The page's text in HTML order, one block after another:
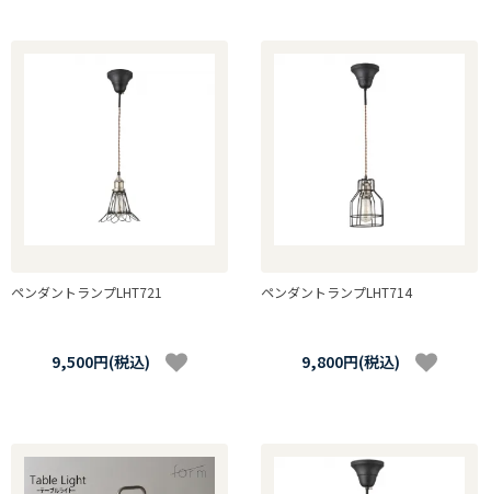
ペンダントランプLHT721
9,500円(税込)
ペンダントランプLHT714
9,800円(税込)